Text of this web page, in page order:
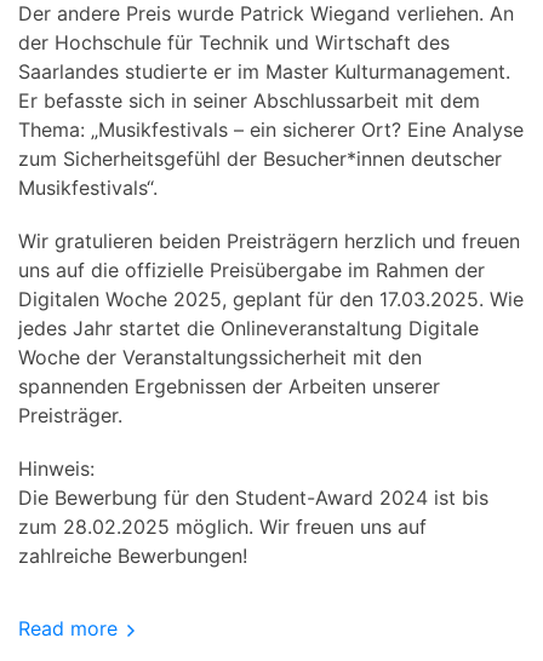
Der andere Preis wurde Patrick Wiegand verliehen. An
der Hochschule für Technik und Wirtschaft des
Saarlandes studierte er im Master Kulturmanagement.
Er befasste sich in seiner Abschlussarbeit mit dem
Thema: „Musikfestivals – ein sicherer Ort? Eine Analyse
zum Sicherheitsgefühl der Besucher*innen deutscher
Musikfestivals“.
Wir gratulieren beiden Preisträgern herzlich und freuen
uns auf die offizielle Preisübergabe im Rahmen der
Digitalen Woche 2025, geplant für den 17.03.2025. Wie
jedes Jahr startet die Onlineveranstaltung Digitale
Woche der Veranstaltungssicherheit mit den
spannenden Ergebnissen der Arbeiten unserer
Preisträger.
Hinweis:
Die Bewerbung für den Student-Award 2024 ist bis
zum 28.02.2025 möglich. Wir freuen uns auf
zahlreiche Bewerbungen!
Read more